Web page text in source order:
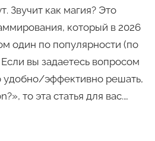
Звучит как магия? Это
который в 2026
один по популярности (по
вы задаетесь вопросом
удобно/эффективно решать,
то эта статья для вас.…